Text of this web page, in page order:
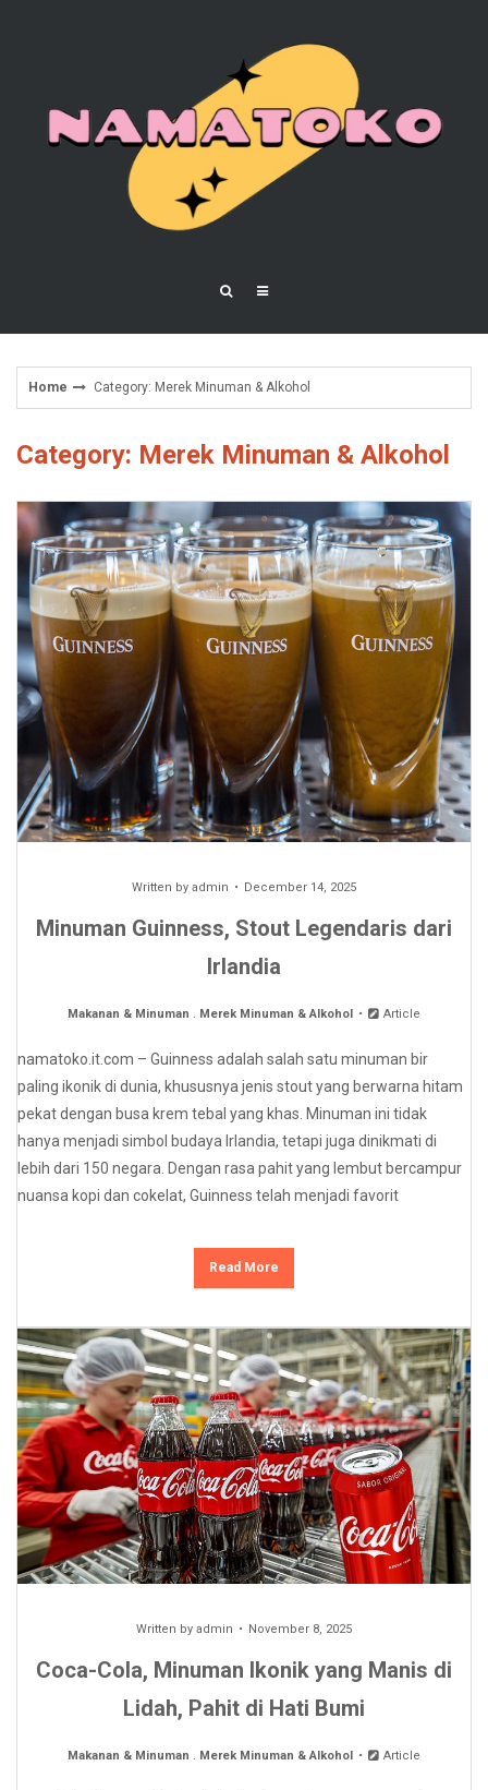
Home Category: Merek Minuman & Alkohol
Category: Merek Minuman & Alkohol
Written by admin December 14, 2025
Minuman Guinness, Stout Legendaris dari
Irlandia
Makanan & Minuman . Merek Minuman & Alkohol Article
namatoko.it.com – Guinness adalah salah satu minuman bir
paling ikonik di dunia, khususnya jenis stout yang berwarna hitam
pekat dengan busa krem tebal yang khas. Minuman ini tidak
hanya menjadi simbol budaya Irlandia, tetapi juga dinikmati di
lebih dari 150 negara. Dengan rasa pahit yang lembut bercampur
nuansa kopi dan cokelat, Guinness telah menjadi favorit
Read More
Written by admin November 8, 2025
Coca-Cola, Minuman Ikonik yang Manis di
Lidah, Pahit di Hati Bumi
Makanan & Minuman . Merek Minuman & Alkohol Article